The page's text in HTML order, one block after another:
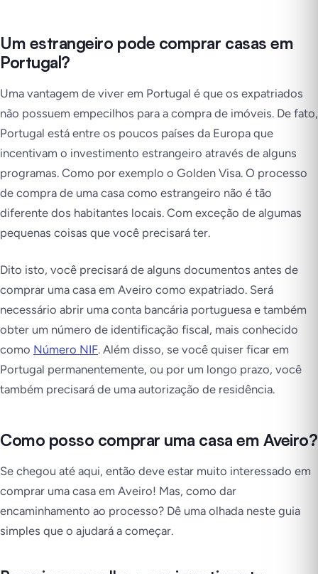
Um estrangeiro pode comprar casas em
Portugal?
Uma vantagem de viver em Portugal é que os expatriados
não possuem empecilhos para a compra de imóveis. De fato,
Portugal está entre os poucos países da Europa que
incentivam o investimento estrangeiro através de alguns
programas. Como por exemplo o Golden Visa. O processo
de compra de uma casa como estrangeiro não é tão
diferente dos habitantes locais. Com exceção de algumas
pequenas coisas que você precisará ter.
Dito isto, você precisará de alguns documentos antes de
comprar uma casa em Aveiro como expatriado. Será
necessário abrir uma conta bancária portuguesa e também
obter um número de identificação fiscal, mais conhecido
como Número NIF. Além disso, se você quiser ficar em
Portugal permanentemente, ou por um longo prazo, você
também precisará de uma autorização de residência.
Como posso comprar uma casa em Aveiro?
Se chegou até aqui, então deve estar muito interessado em
comprar uma casa em Aveiro! Mas, como dar
encaminhamento ao processo? Dê uma olhada neste guia
simples que o ajudará a começar.